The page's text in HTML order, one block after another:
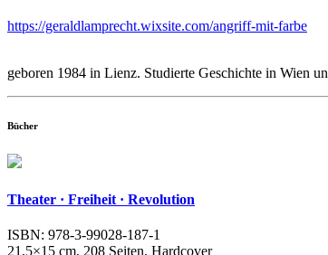
https://geraldlamprecht.wixsite.com/angriff-mit-farbe
geboren 1984 in Lienz. Studierte Geschichte in Wien
Bücher
Theater · Freiheit · Revolution
ISBN: 978-3-99028-187-1
21,5×15 cm, 208 Seiten, Hardcover